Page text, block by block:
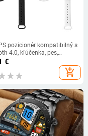
pozicionér kompatibilný s
4.0, kľúčenka, pes,
zvieratá, dieťa, alarm proti
stratených predmetov
€
add_shopping_cart